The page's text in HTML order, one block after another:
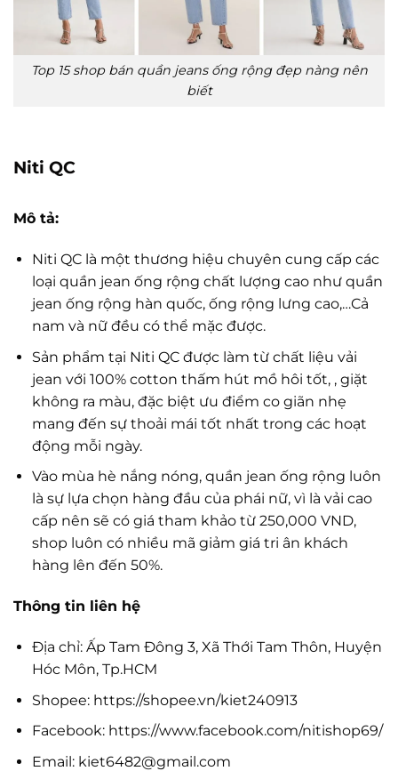
Top 15 shop bán quần jeans ống rộng đẹp nàng nên
biết
Niti QC
Mô tả:
Niti QC là một thương hiệu chuyên cung cấp các
loại quần jean ống rộng chất lượng cao như quần
jean ống rộng hàn quốc, ống rộng lưng cao,…Cả
nam và nữ đều có thể mặc được.
Sản phẩm tại Niti QC được làm từ chất liệu vải
jean với 100% cotton thấm hút mồ hôi tốt, , giặt
không ra màu, đặc biệt ưu điểm co giãn nhẹ
mang đến sự thoải mái tốt nhất trong các hoạt
động mỗi ngày.
Vào mùa hè nắng nóng, quần jean ống rộng luôn
là sự lựa chọn hàng đầu của phái nữ, vì là vải cao
cấp nên sẽ có giá tham khảo từ 250,000 VND,
shop luôn có nhiều mã giảm giá tri ân khách
hàng lên đến 50%.
Thông tin liên hệ
Địa chỉ: Ấp Tam Đông 3, Xã Thới Tam Thôn, Huyện
Hóc Môn, Tp.HCM
Shopee: https://shopee.vn/kiet240913
Facebook: https://www.facebook.com/nitishop69/
Email: kiet6482@gmail.com